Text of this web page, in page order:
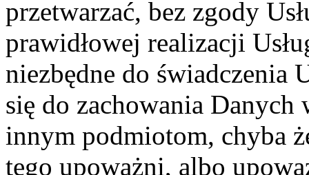
przetwarzać, bez zgody
prawidłowej realizacji
niezbędne do świadczenia
się do zachowania
innym podmiotom, chyba
tego upoważni, albo